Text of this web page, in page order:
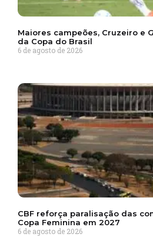
Maiores campeões, Cruzeiro e
da Copa do Brasil
6 de agosto de 2026
CBF reforça paralisação das
Copa Feminina em 2027
6 de agosto de 2026